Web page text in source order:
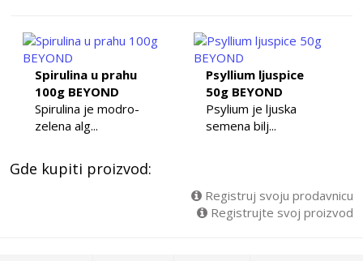
Spirulina u prahu
100g BEYOND
Spirulina je modro-
zelena alg...
Psyllium ljuspice
50g BEYOND
Psylium je ljuska
semena bilj...
Gde kupiti proizvod:
Registruj svoju prodavnicu
Registrujte svoj proizvod